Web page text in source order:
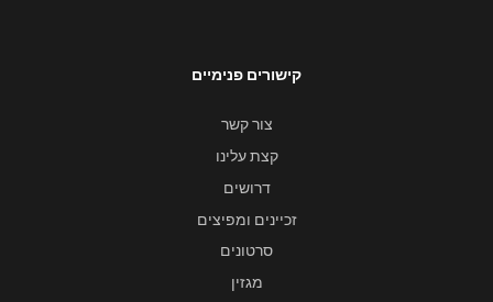
קישורים פנימיים
צור קשר
קצת עלינו
דרושים
זכיינים ומפיצים
סרטונים
מגזין